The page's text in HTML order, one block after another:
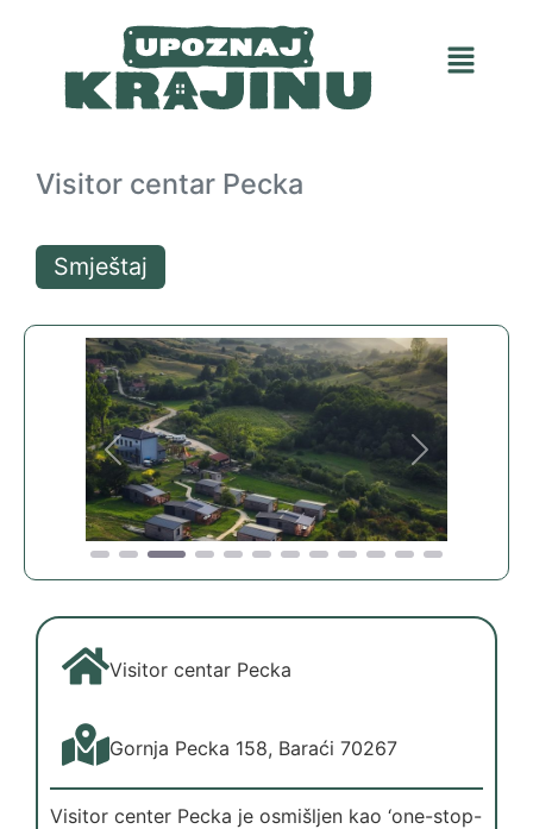
Visitor centar Pecka
Smještaj
Previous Next
Visitor centar Pecka
Gornja Pecka 158, Baraći 70267
Visitor center Pecka je osmišljen kao ‘one-stop-